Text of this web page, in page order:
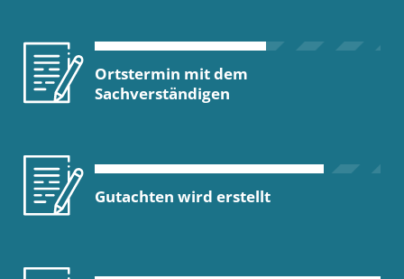
Ortstermin mit dem
Sachverständigen
Gutachten wird erstellt